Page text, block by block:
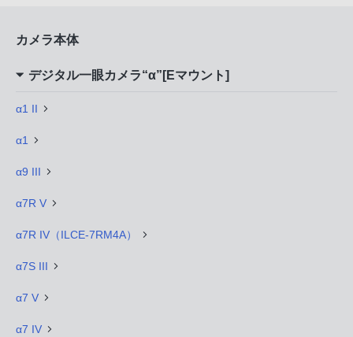
カメラ本体
デジタル一眼カメラ“α”[Eマウント]
α1 II
α1
α9 III
α7R V
α7R IV（ILCE-7RM4A）
α7S III
α7 V
α7 IV